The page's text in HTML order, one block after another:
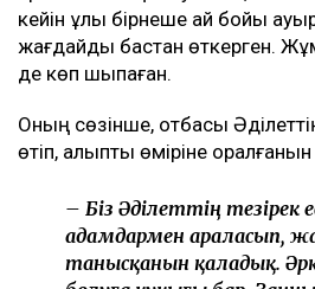
Барлық жерге өзім барып,
бастадым. Енді соңына
келеді. Қазақта
отбасын құрды, енді
жатыр» деп айтады. Бұл
қаламаймын, – деді ол.
Әділет сұхбатқа анасымен